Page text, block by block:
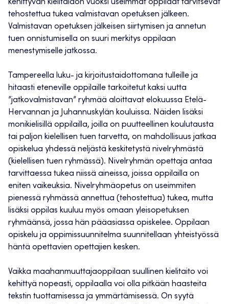
kehittyvän kielitaidon vuoksi useimmat oppilaat tarvitsevat
tehostettua tukea valmistavan opetuksen jälkeen.
Valmistavan opetuksen jälkeisen siirtymisen ja annetun
tuen onnistumisella on suuri merkitys oppilaan
menestymiselle jatkossa.
Tampereella luku- ja kirjoitustaidottomana tulleille ja
hitaasti eteneville oppilaille tarkoitetut kaksi uutta
”jatkovalmistavan” ryhmää aloittavat elokuussa Etelä-
Hervannan ja Juhannuskylän kouluissa. Näiden lisäksi
monikielisillä oppilailla, joilla on puutteellinen koulutausta
tai paljon kielellisen tuen tarvetta, on mahdollisuus jatkaa
opiskelua yhdessä neljästä keskitetystä nivelryhmästä
(kielellisen tuen ryhmässä). Nivelryhmän opettaja antaa
tarvittaessa tukea niissä aineissa, joissa oppilailla on
eniten vaikeuksia. Nivelryhmäopetus on useimmiten
pienessä ryhmässä annettua (tehostettua) tukea, mutta
lisäksi oppilas kuuluu myös omaan yleisopetuksen
ryhmäänsä, jossa hän pääasiassa opiskelee. Oppilaan
opiskelu ja oppimissuunnitelma suunnitellaan yhteistyössä
häntä opettavien opettajien kesken.
Vaikka maahanmuuttajaoppilaan suullinen kielitaito voi
kehittyä nopeasti, oppilaalla voi olla pitkään haasteita
tekstin tuottamisessa ja ymmärtämisessä. On syytä